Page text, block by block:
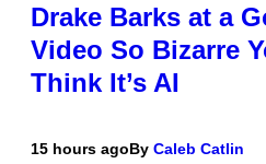
Drake Barks at a
Video So Bizarre
Think It’s AI
15 hours agoBy Caleb Catlin